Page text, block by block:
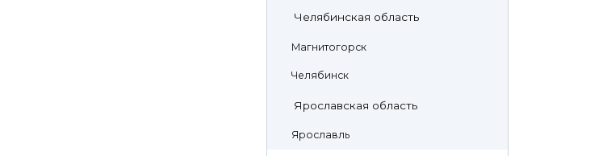
Челябинская область
Магнитогорск
Челябинск
Ярославская область
Ярославль